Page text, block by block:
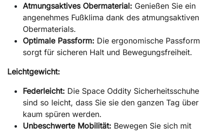
Atmungsaktives Obermaterial: Genießen Sie ein
angenehmes Fußklima dank des atmungsaktiven
Obermaterials.
Optimale Passform: Die ergonomische Passform
sorgt für sicheren Halt und Bewegungsfreiheit.
Leichtgewicht:
Federleicht: Die Space Oddity Sicherheitsschuhe
sind so leicht, dass Sie sie den ganzen Tag über
kaum spüren werden.
Unbeschwerte Mobilität: Bewegen Sie sich mit